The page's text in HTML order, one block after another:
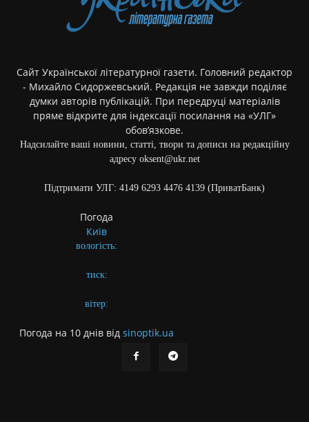
Сайт Української літературної газети. Головний редактор
- Михайло Сидоржевський. Редакція не завжди поділяє
думки авторів публікацій. При передруці матеріалів
пряме відкрите для індексації посилання на «УЛГ»
обов’язкове.
Надсилайте ваші новини, статті, твори та дописи на редакційну
адресу oksent@ukr.net
Підтримати УЛГ: 4149 6293 4476 4139 (ПриватБанк)
Погода
Київ
вологість:
тиск:
вітер:
Погода на 10 днів від sinoptik.ua